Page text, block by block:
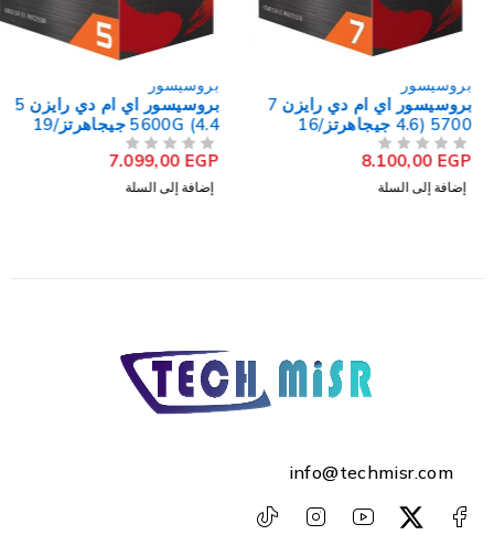
بروسيسور
بروسيسور اي ام دي رايزن 7
5700 (4.6 جيجاهرتز/16
ميجابايت كاش) 8 نواة AM4
8.100,00EGP
إضافة إلى السلة
بروسيسور
بروسيسور اي ام دي رايزن 5
5600G (4.4 جيجاهرتز/19
ميجابايت كاش) 6 نواة AM4
7.099,00EGP
إضافة إلى السلة
info@techmisr.com